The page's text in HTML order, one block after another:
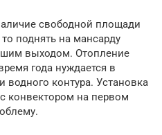
свободной площади
поднять на мансарду
выходом. Отопление
года нуждается в
водного контура. Установка
конвектором на первом